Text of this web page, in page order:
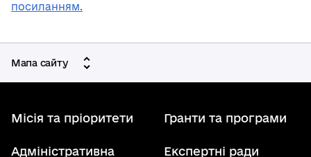
посиланням.
Мапа сайту
Місія та пріоритети Гранти та програми
Адміністративна
Експертні ради